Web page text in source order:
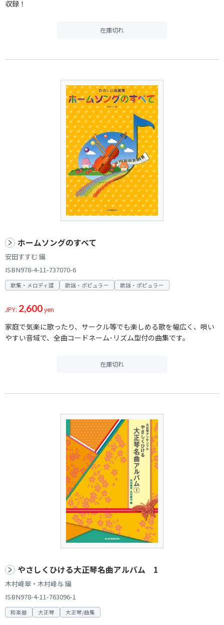
収録！
在庫切れ
ホームソングのすべて
安田すすむ 編
ISBN978-4-11-737070-6
歌集・メロディ譜 歌謡・ポピュラー 歌謡・ポピュラー
JPY: 2,600yen
家庭で気楽に歌ったり、サークル等でも楽しめる歌を幅広く、唄い
やすい音域で、全曲コードネーム･リズム型付の曲集です。
在庫切れ
やさしくひける大正琴名曲アルバム 1
木村峰翠・木村峰与 編
ISBN978-4-11-763096-1
和楽器 大正琴 大正琴/曲集